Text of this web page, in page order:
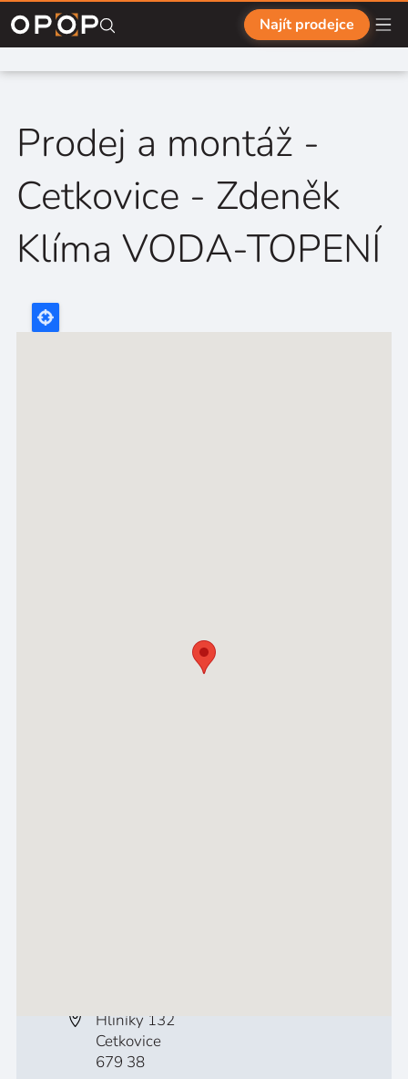
Přejít na hlavní obsah
Najít prodejce
Prodej a montáž -
Cetkovice - Zdeněk
Klíma VODA-TOPENÍ
Hliníky 132
Cetkovice
679 38